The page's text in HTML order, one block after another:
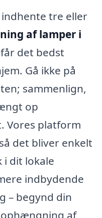
tre eller
af lamper i
det bedst
Gå ikke på
sammenlign,
op
Vores platform
det bliver enkelt
dit lokale
indbydende
– begynd din
af